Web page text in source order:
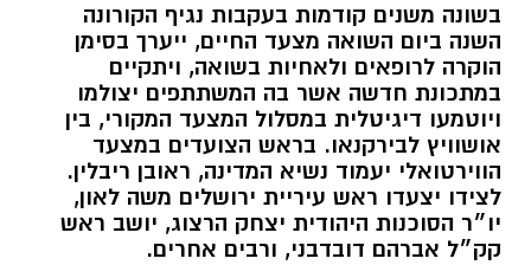
בשונה משנים קודמות בעקבות נגיף הקורונה
השנה ביום השואה מצעד החיים, ייערך בסימן
הוקרה לרופאים ולאחיות בשואה, ויתקיים
במתכונת חדשה אשר בה המשתתפים יצולמו
ויוטמעו דיגיטלית במסלול המצעד המקורי, בין
אושוויץ לבירקנאו. בראש הצועדים במצעד
הווירטואלי יעמוד נשיא המדינה, ראובן ריבלין.
לצידו יצעדו ראש עיריית ירושלים משה לאון,
יו״ר הסוכנות היהודית יצחק הרצוג, יושב ראש
קק״ל אברהם דובדבני, ורבים אחרים.